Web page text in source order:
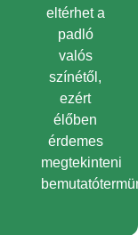
eltérhet a
padló
valós
színétől,
ezért
élőben
érdemes
megtekinteni